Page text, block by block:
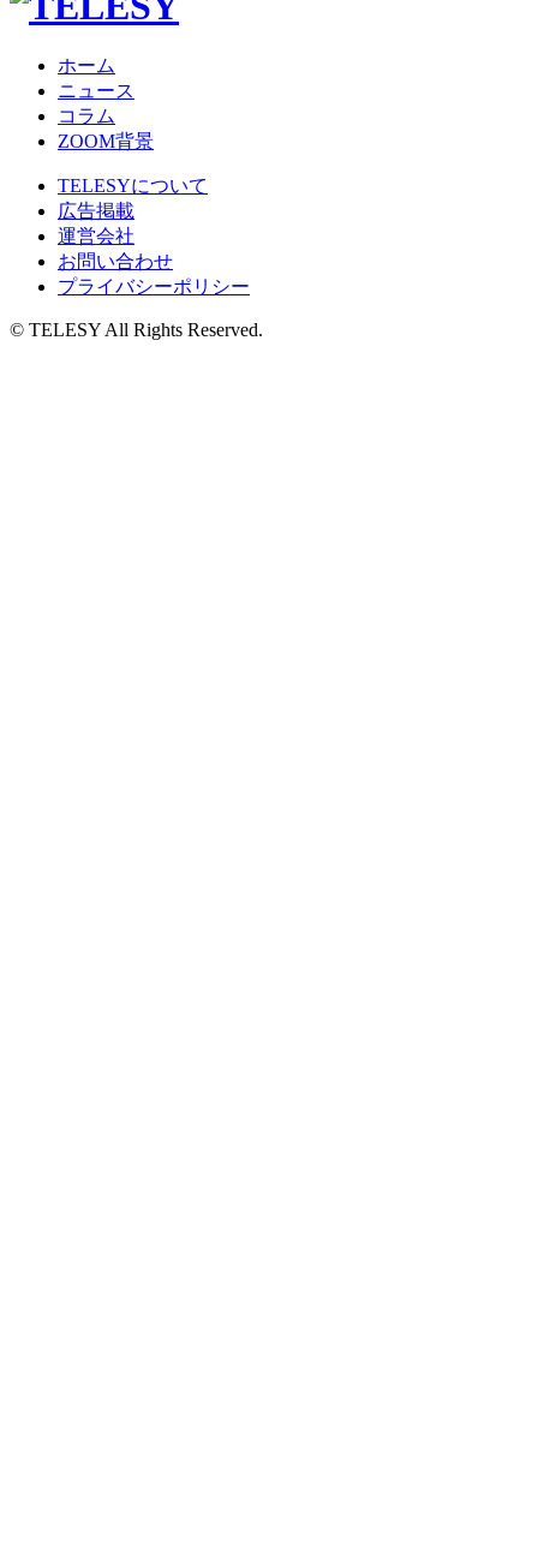
ホーム
ニュース
コラム
ZOOM背景
TELESYについて
広告掲載
運営会社
お問い合わせ
プライバシーポリシー
© TELESY All Rights Reserved.